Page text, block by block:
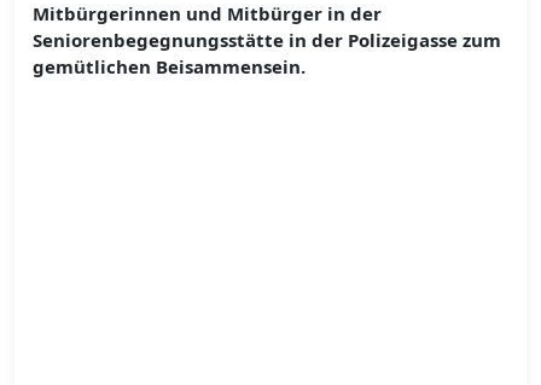
Mitbürgerinnen und Mitbürger in der
Seniorenbegegnungsstätte in der Polizeigasse zum
gemütlichen Beisammensein.